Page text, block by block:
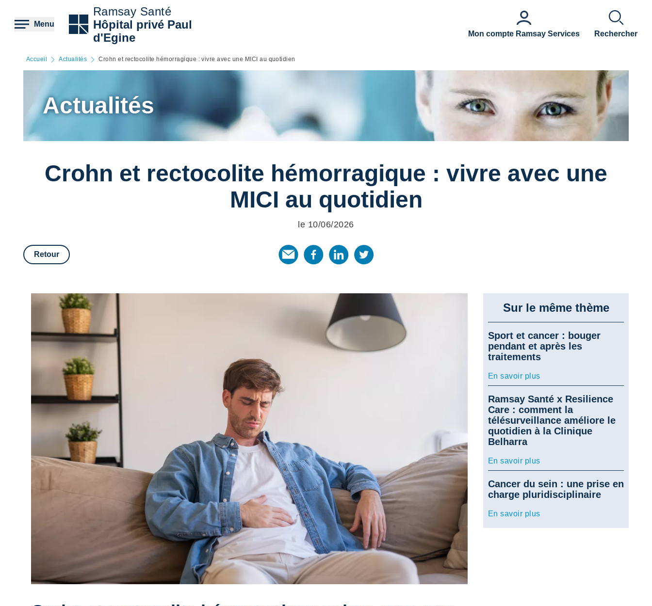
contenu
principal
Menu
Ramsay Santé
Hôpital privé Paul
d'Egine
Mon compte Ramsay Services Rechercher
Accueil Actualités Crohn et rectocolite hémorragique : vivre avec une MICI au quotidien
Actualités
Crohn et rectocolite hémorragique : vivre avec une
MICI au quotidien
le 10/06/2026
Retour
Sur le même thème
Sport et cancer : bouger
pendant et après les
traitements
En savoir plus
Ramsay Santé x Resilience
Care : comment la
télésurveillance améliore le
quotidien à la Clinique
Belharra
En savoir plus
Cancer du sein : une prise en
charge pluridisciplinaire
En savoir plus